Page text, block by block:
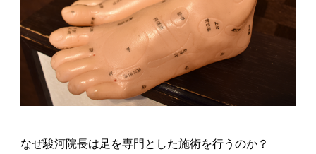
なぜ駿河院長は足を専門とした施術を行うのか？